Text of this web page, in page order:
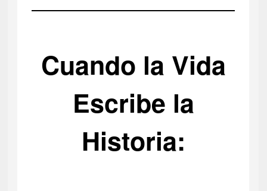
Cuando la Vida
Escribe la
Historia: